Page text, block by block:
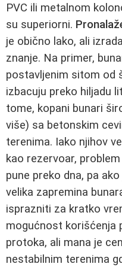
PVC ili metalnom
su superiorni.
je obično lako, ali
znanje. Na primer,
postavljenim sitom od
izbacuju preko hiljadu
tome, kopani bunari
više) sa betonskim
terenima. Iako njihov
kao rezervoar,
pune preko dna, pa
velika zapremina
isprazniti za kratko
mogućnost korišćenja
protoka, ali mana je
nestabilnim terenima